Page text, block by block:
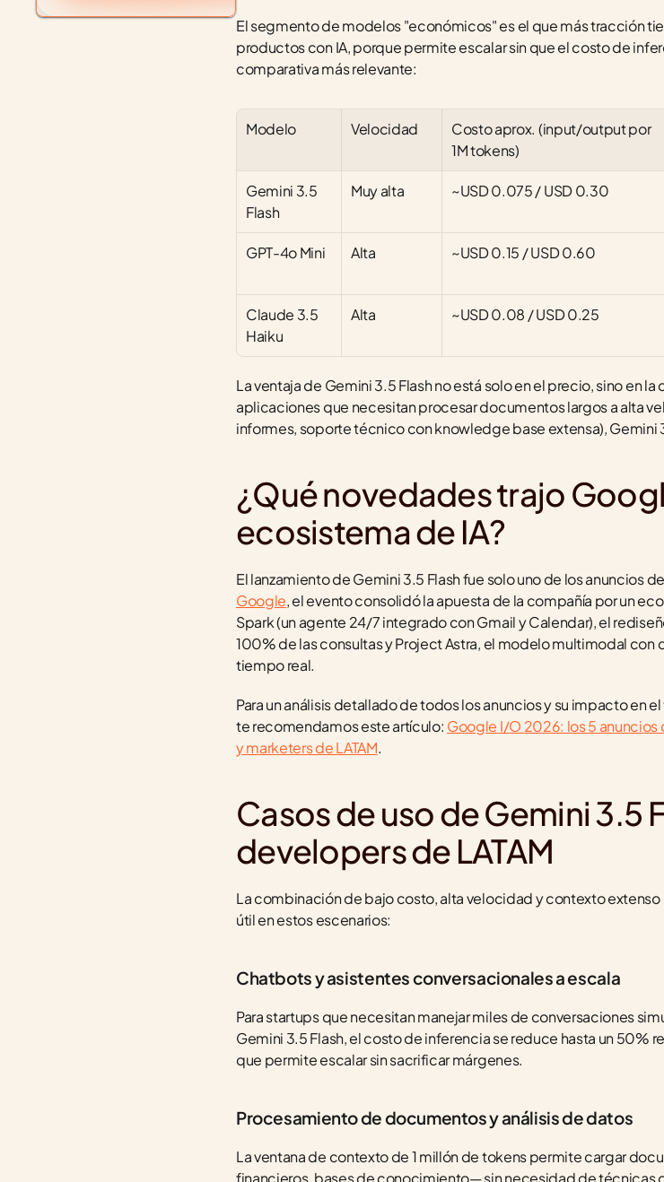
El segmento de modelos "económicos" es el que más tracción
productos con IA, porque permite escalar sin que el costo de
comparativa más relevante:
Modelo Velocidad
Costo aprox. (input/output por
1M tokens)
Gemini 3.5
Flash
Muy alta ~USD 0.075 / USD 0.30
GPT-4o Mini Alta ~USD 0.15 / USD 0.60
Claude 3.5
Haiku
Alta ~USD 0.08 / USD 0.25
La ventaja de Gemini 3.5 Flash no está solo en el precio, sino en
aplicaciones que necesitan procesar documentos largos a alta
informes, soporte técnico con knowledge base extensa), Gemini
¿Qué novedades trajo
ecosistema de IA?
El lanzamiento de Gemini 3.5 Flash fue solo uno de los anuncios
Google, el evento consolidó la apuesta de la compañía por un
Spark (un agente 24/7 integrado con Gmail y Calendar), el
100% de las consultas y Project Astra, el modelo multimodal con
tiempo real.
Para un análisis detallado de todos los anuncios y su impacto en
te recomendamos este artículo: Google I/O 2026: los 5
y marketers de LATAM.
Casos de uso de Gemini 3.5
developers de LATAM
La combinación de bajo costo, alta velocidad y contexto
útil en estos escenarios:
Chatbots y asistentes conversacionales a escala
Para startups que necesitan manejar miles de conversaciones
Gemini 3.5 Flash, el costo de inferencia se reduce hasta un 50%
que permite escalar sin sacrificar márgenes.
Procesamiento de documentos y análisis de datos
La ventana de contexto de 1 millón de tokens permite cargar
financieros, bases de conocimiento— sin necesidad de técnicas